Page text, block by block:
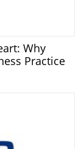
Why
Practice